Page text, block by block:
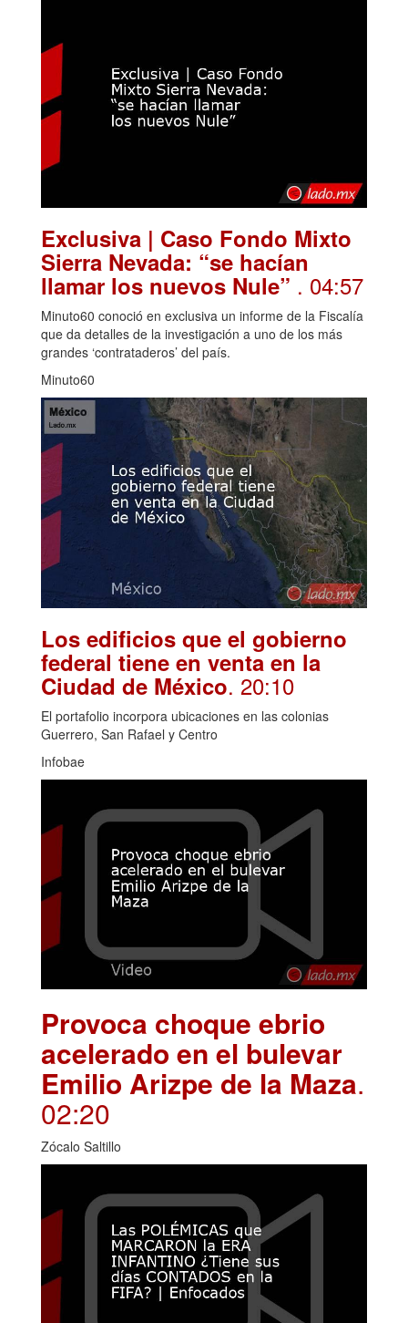
Exclusiva | Caso Fondo Mixto
Sierra Nevada: “se hacían
llamar los nuevos Nule” . 04:57
Minuto60 conoció en exclusiva un informe de la Fiscalía
que da detalles de la investigación a uno de los más
grandes ‘contrataderos’ del país.
Minuto60
Los edificios que el gobierno
federal tiene en venta en la
Ciudad de México. 20:10
El portafolio incorpora ubicaciones en las colonias
Guerrero, San Rafael y Centro
Infobae
Provoca choque ebrio
acelerado en el bulevar
Emilio Arizpe de la Maza.
02:20
Zócalo Saltillo